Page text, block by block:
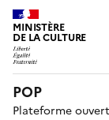
MINISTÈRE
DE LA CULTURE
POP
Plateforme